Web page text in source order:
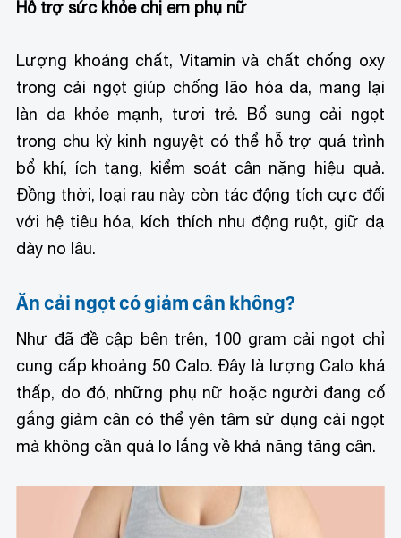
Hỗ trợ sức khỏe chị em phụ nữ
Lượng khoáng chất, Vitamin và chất chống oxy
trong cải ngọt giúp chống lão hóa da, mang lại
làn da khỏe mạnh, tươi trẻ. Bổ sung cải ngọt
trong chu kỳ kinh nguyệt có thể hỗ trợ quá trình
bổ khí, ích tạng, kiểm soát cân nặng hiệu quả.
Đồng thời, loại rau này còn tác động tích cực đối
với hệ tiêu hóa, kích thích nhu động ruột, giữ dạ
dày no lâu.
Ăn cải ngọt có giảm cân không?
Như đã đề cập bên trên, 100 gram cải ngọt chỉ
cung cấp khoảng 50 Calo. Đây là lượng Calo khá
thấp, do đó, những phụ nữ hoặc người đang cố
gắng giảm cân có thể yên tâm sử dụng cải ngọt
mà không cần quá lo lắng về khả năng tăng cân.